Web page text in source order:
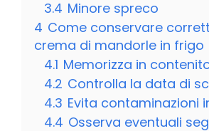
3.4 Minore spreco
4 Come conservare
crema di mandorle in frigo
4.1 Memorizza in
4.2 Controlla la data di
4.3 Evita contaminazioni
4.4 Osserva eventuali